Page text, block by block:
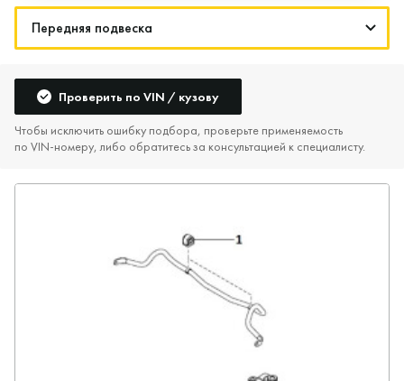
Проверить по VIN / кузову
Чтобы исключить ошибку подбора, проверьте применяемость
по VIN‑номеру, либо обратитесь за консультацией к специалисту.